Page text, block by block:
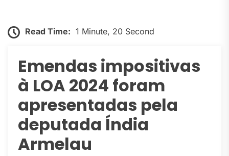
Read Time: 1 Minute, 20 Second
Emendas impositivas
à LOA 2024 foram
apresentadas pela
deputada Índia
Armelau